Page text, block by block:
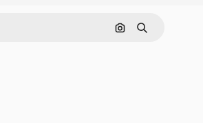
Zoeken op
Zoeken